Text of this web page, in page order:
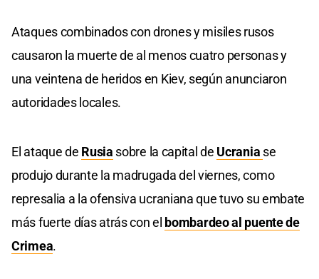
Ataques combinados con drones y misiles rusos
causaron la muerte de al menos cuatro personas y
una veintena de heridos en Kiev, según anunciaron
autoridades locales.
El ataque de Rusia sobre la capital de Ucrania se
produjo durante la madrugada del viernes, como
represalia a la ofensiva ucraniana que tuvo su embate
más fuerte días atrás con el bombardeo al puente de
Crimea.